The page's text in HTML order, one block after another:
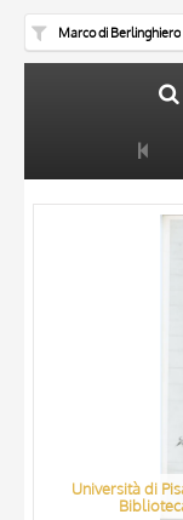
Marco di Berlinghiero
Università di